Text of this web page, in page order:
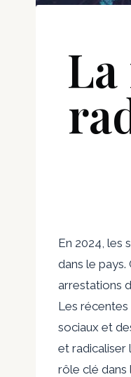
En 2024, les
dans le
arrestations
Les récentes
sociaux et
et radicaliser
rôle clé dans